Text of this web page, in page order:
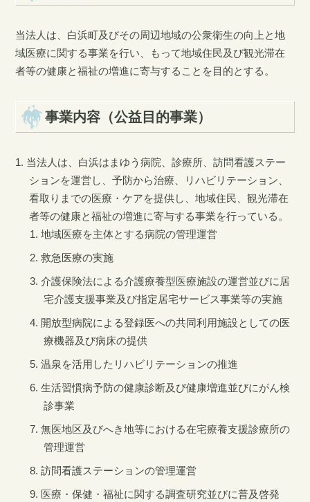
当法人は、白浜町及びその周辺地域の公衆衛生の向上と地
域医療に関する事業を行い、もって地域住民及び観光滞在
者等の健康と福祉の増進に寄与することを目的とする。
事業内容（公益目的事業）
当法人は、白浜はまゆう病院、診療所、訪問看護ステー
ションを運営し、予防から治療、リハビリテーション、
看取りまでの医療・ケアを提供し、地域住民、観光滞在
者等の健康と福祉の増進に寄与する事業を行っている。
地域医療を主体とする病院の管理運営
救急医療の実施
介護保険法による介護療養型医療施設の運営並びに居
宅介護支援事業及び指定居宅サービス事業等の実施
開放型病院による登録医への共同利用施設としての医
療機器及び病床の提供
温泉を活用したリハビリテーションの推進
生活習慣病予防の健康診断及び健康増進並びにがん検
診事業
無医地区及びへき地等における在宅療養支援診療所の
管理運営
訪問看護ステーションの管理運営
医療・保健・福祉に関する調査研究並びに普及啓発